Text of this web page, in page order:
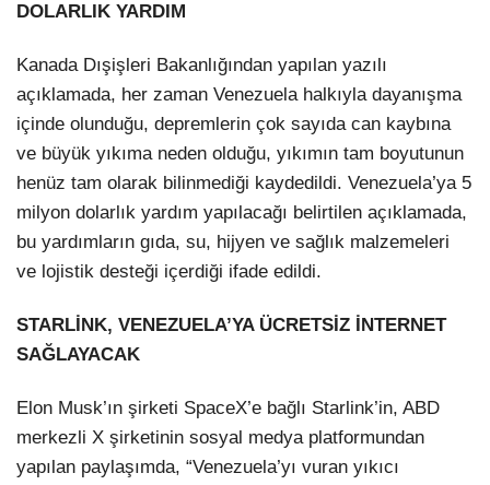
DOLARLIK YARDIM
Kanada Dışişleri Bakanlığından yapılan yazılı
açıklamada, her zaman Venezuela halkıyla dayanışma
içinde olunduğu, depremlerin çok sayıda can kaybına
ve büyük yıkıma neden olduğu, yıkımın tam boyutunun
henüz tam olarak bilinmediği kaydedildi. Venezuela’ya 5
milyon dolarlık yardım yapılacağı belirtilen açıklamada,
bu yardımların gıda, su, hijyen ve sağlık malzemeleri
ve lojistik desteği içerdiği ifade edildi.
STARLİNK, VENEZUELA’YA ÜCRETSİZ İNTERNET
SAĞLAYACAK
Elon Musk’ın şirketi SpaceX’e bağlı Starlink’in, ABD
merkezli X şirketinin sosyal medya platformundan
yapılan paylaşımda, “Venezuela’yı vuran yıkıcı